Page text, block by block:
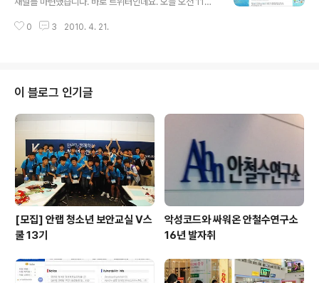
영하는 동안 테이블에 삼삼오오 모여 있는 모습을 쉽게 볼
an이랍니다. http://twitter.com/AhnLab_man 이제 스
(V)와 3을 합치면 V3가 되기 때문이지요. 거침없이 follo
wing해 주세요. 세상에서 가장 안전한 이름 안철수연구소
와 더 가까이 소통해주세요. *^^* Ahn
0 3 2010. 4. 21.
이 블로그 인기글
[모집] 안랩 청소년 보안교실 V스
쿨 13기
악성코드와 싸워온 안철수연구소
16년 발자취